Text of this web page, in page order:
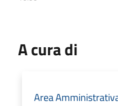
A cura di
Area